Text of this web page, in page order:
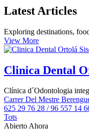
Latest Articles
Exploring destinations,
View More
Clinica Dental
Clínica d´Odontologia
Carrer Del Mestre
625 29 76 28 / 96 557 14
Tots
Abierto Ahora